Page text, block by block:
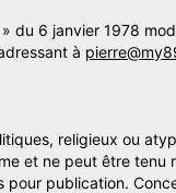
du 6 janvier 1978
à
religieux ou
et ne peut être
publication.